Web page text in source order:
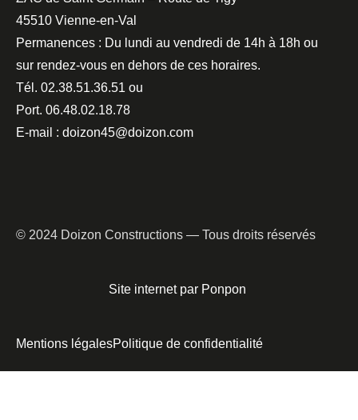
45510 Vienne-en-Val
Permanences : Du lundi au vendredi de 14h à 18h ou
sur rendez-vous en dehors de ces horaires.
Tél. 02.38.51.36.51 ou
Port. 06.48.02.18.78
E-mail : doizon45@doizon.com
© 2024 Doizon Constructions — Tous droits réservés
Site internet par Ponpon
Mentions légalesPolitique de confidentialité